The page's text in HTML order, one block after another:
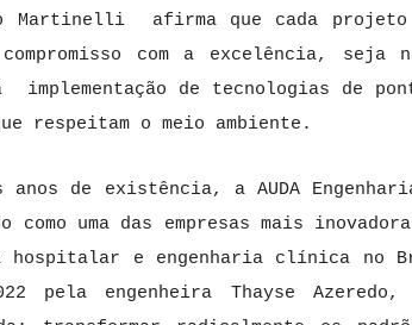
Martinelli afirma que cada
com a excelência, seja
implementação de tecnologias de
respeitam o meio ambiente.
anos de existência, a AUDA
como uma das empresas mais
hospitalar e engenharia clínica no
pela engenheira Thayse